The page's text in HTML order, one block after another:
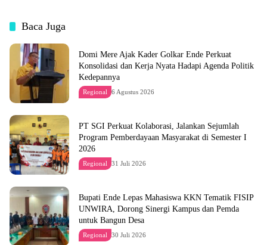
Baca Juga
Domi Mere Ajak Kader Golkar Ende Perkuat
Konsolidasi dan Kerja Nyata Hadapi Agenda Politik
Kedepannya
Regional 6 Agustus 2026
PT SGI Perkuat Kolaborasi, Jalankan Sejumlah
Program Pemberdayaan Masyarakat di Semester I
2026
Regional 31 Juli 2026
Bupati Ende Lepas Mahasiswa KKN Tematik FISIP
UNWIRA, Dorong Sinergi Kampus dan Pemda
untuk Bangun Desa
Regional 30 Juli 2026